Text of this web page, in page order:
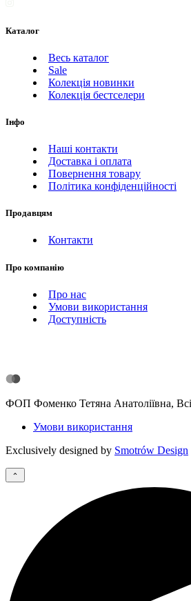
Каталог
Весь каталог
Sale
Колекція новинки
Колекція бестселери
Інфо
Наші контакти
Доставка і оплата
Повернення товару
Політика конфіденційності
Продавцям
Контакти
Про компанію
Про нас
Умови використання
Доступність
ФОП Фоменко Тетяна Анатоліївна,
Умови використання
Exclusively designed by Smotrów Design